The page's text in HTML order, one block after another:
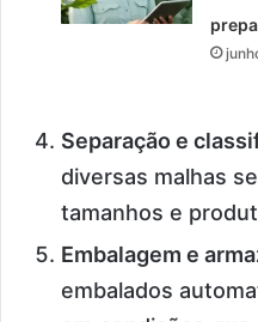
Separação e
diversas malhas
tamanhos e
Embalagem e
embalados